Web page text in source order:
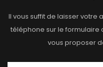
Il vous suffit de laisser
téléphone sur le formulaire
vous proposer